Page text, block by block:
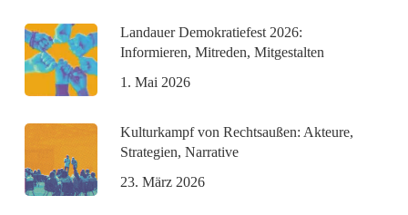
Landauer Demokratiefest 2026:
Informieren, Mitreden, Mitgestalten
1. Mai 2026
Kulturkampf von Rechtsaußen: Akteure,
Strategien, Narrative
23. März 2026